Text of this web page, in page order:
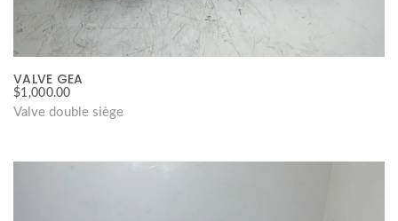
VALVE GEA
$1,000.00
Valve double siège